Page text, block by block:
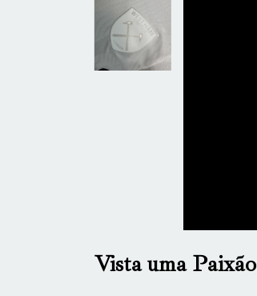
Vista uma Paixão